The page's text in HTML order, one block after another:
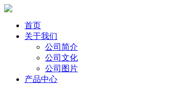
首页
关于我们
公司简介
公司文化
公司图片
产品中心